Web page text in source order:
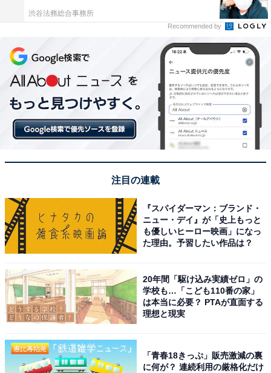
カメラの常時接続については、部下、そして部下の監督
者である上司も多くの方が業務上、必要ないと感じてい
るようです。企業側には、業務上の必要性を基準に、社
員が納得できるリモートワークのルールづくりが今後求
められるのではないでしょうか。
また、部屋全体を映すよう求めることについては、リモ
ハラとされる項目のなかでも、よりプライベートに踏み
込んだ許されない言動であることを上司・部下共に多く
渋谷法務総合事務所
Recommended by
注目の連載
『スパイダーマン：ブランド・
ニュー・デイ』が「史上もっと
も優しいヒーロー映画」になっ
た理由。予習したい作品は？
20年間「駆け込み実績ゼロ」の
学校も…「こども110番の家」
は本当に必要？ PTAが直面する
理想と現実
「青春18きっぷ」販売激減の裏
に何が？ 連続利用の厳格化だけ